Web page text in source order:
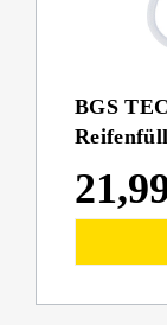
BGS